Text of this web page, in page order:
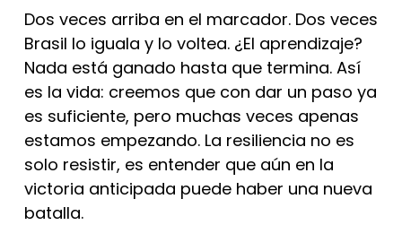
Dos veces arriba en el marcador. Dos veces
Brasil lo iguala y lo voltea. ¿El aprendizaje?
Nada está ganado hasta que termina. Así
es la vida: creemos que con dar un paso ya
es suficiente, pero muchas veces apenas
estamos empezando. La resiliencia no es
solo resistir, es entender que aún en la
victoria anticipada puede haber una nueva
batalla.